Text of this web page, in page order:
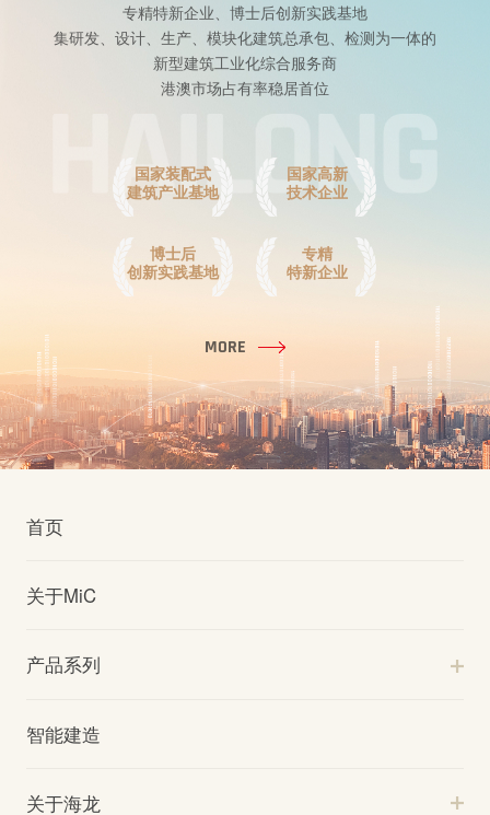
专精特新企业、博士后创新实践基地
集研发、设计、生产、模块化建筑总承包、检测为一体的
新型建筑工业化综合服务商
港澳市场占有率稳居首位
国家装配式
建筑产业基地
国家高新
技术企业
博士后
创新实践基地
专精
特新企业
MORE
首页
关于MiC
产品系列
智能建造
关于海龙